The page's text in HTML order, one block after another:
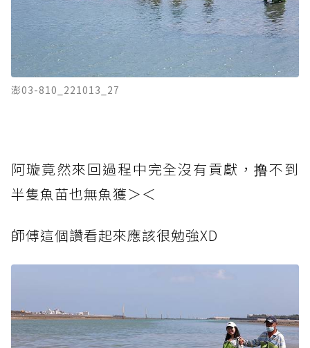
澎03-810_221013_27
阿璇竟然來回過程中完全沒有貢獻，撸不到
半隻魚苗也無魚獲＞＜
師傅這個讚看起來應該很勉強XD